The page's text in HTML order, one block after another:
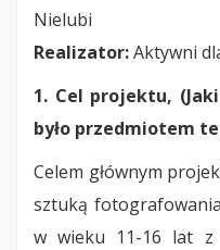
Nielubi
Realizator:Aktywni
1. Cel projektu,
było przedmiotem
Celem głównym
sztuką
w wieku 11-16 lat z